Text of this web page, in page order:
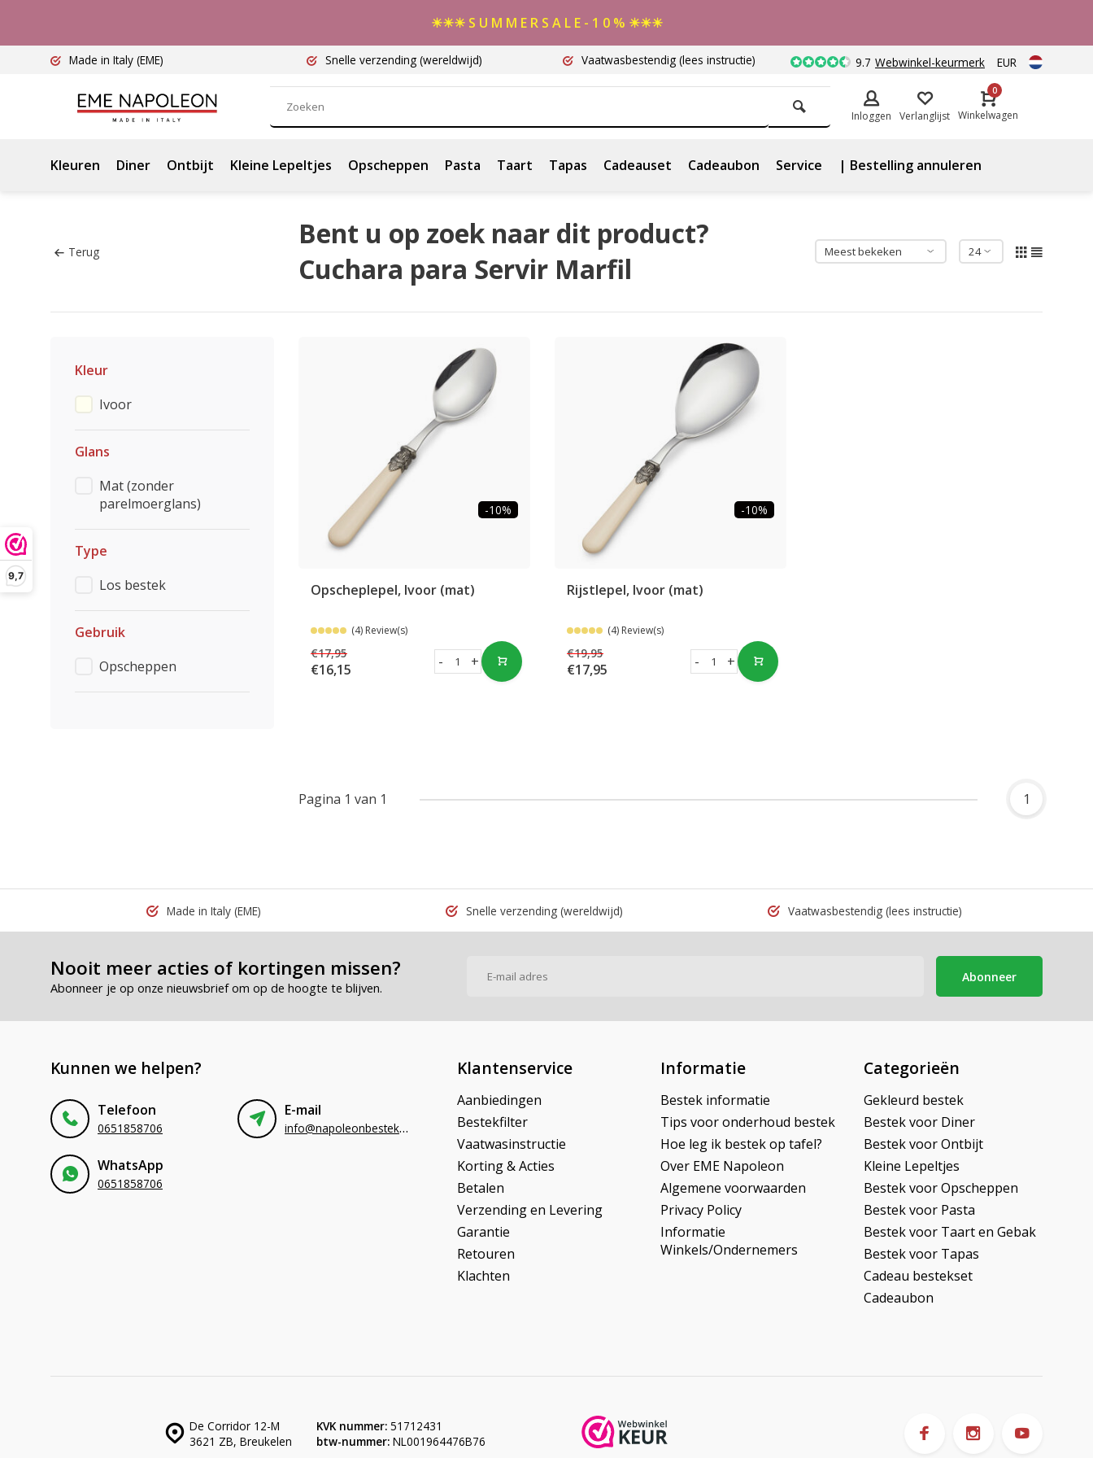
9,7
☀☀☀ S U M M E R S A L E - 1 0 % ☀☀☀
Made in Italy (EME) Snelle verzending (wereldwijd) Vaatwasbestendig (lees instructie) 9.7 Webwinkel-keurmerk EUR
Inloggen Verlanglijst
0
Winkelwagen
Kleuren Diner Ontbijt Kleine Lepeltjes Opscheppen Pasta Taart Tapas Cadeauset Cadeaubon Service | Bestelling annuleren
Terug
Bent u op zoek naar dit product?
Cuchara para Servir Marfil
Kleur
Ivoor
Glans
Mat (zonder
parelmoerglans)
Type
Los bestek
Gebruik
Opscheppen
-10%
Opscheplepel, Ivoor (mat)
(4) Review(s)
€17,95
€16,15 +
-
-10%
Rijstlepel, Ivoor (mat)
(4) Review(s)
€19,95
€17,95 +
-
Pagina 1 van 1 1
Made in Italy (EME) Snelle verzending (wereldwijd) Vaatwasbestendig(lees instructie)
Nooit meer acties of kortingen missen?
Abonneer je op onze nieuwsbrief om op de hoogte te blijven.
Abonneer
Kunnen we helpen?
Telefoon
0651858706
E-mail
info@napoleonbestek.nl
WhatsApp
0651858706
Klantenservice
Aanbiedingen
Bestekfilter
Vaatwasinstructie
Korting & Acties
Betalen
Verzending en Levering
Garantie
Retouren
Klachten
Informatie
Bestek informatie
Tips voor onderhoud bestek
Hoe leg ik bestek op tafel?
Over EME Napoleon
Algemene voorwaarden
Privacy Policy
Informatie
Winkels/Ondernemers
Categorieën
Gekleurd bestek
Bestek voor Diner
Bestek voor Ontbijt
Kleine Lepeltjes
Bestek voor Opscheppen
Bestek voor Pasta
Bestek voor Taart en Gebak
Bestek voor Tapas
Cadeau bestekset
Cadeaubon
De Corridor 12-M
3621 ZB, Breukelen
KVK nummer: 51712431
btw-nummer: NL001964476B76